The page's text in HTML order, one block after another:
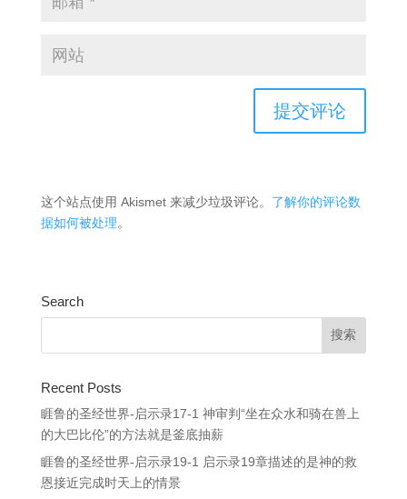
这个站点使用 Akismet 来减少垃圾评论。 了解你的评论数
据如何被处理。
Search
Recent Posts
睚鲁的圣经世界-启示录17-1 神审判“坐在众水和骑在兽上
的大巴比伦”的方法就是釜底抽薪
睚鲁的圣经世界-启示录19-1 启示录19章描述的是神的救
恩接近完成时天上的情景